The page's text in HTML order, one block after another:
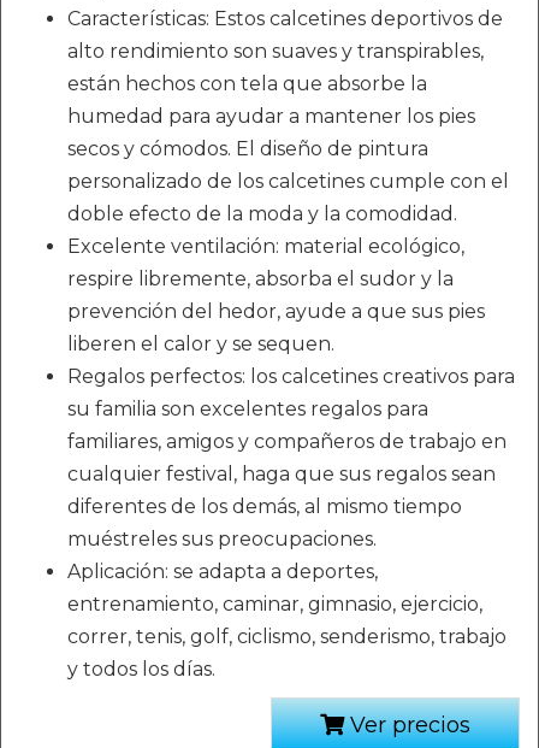
Características: Estos calcetines deportivos de
alto rendimiento son suaves y transpirables,
están hechos con tela que absorbe la
humedad para ayudar a mantener los pies
secos y cómodos. El diseño de pintura
personalizado de los calcetines cumple con el
doble efecto de la moda y la comodidad.
Excelente ventilación: material ecológico,
respire libremente, absorba el sudor y la
prevención del hedor, ayude a que sus pies
liberen el calor y se sequen.
Regalos perfectos: los calcetines creativos para
su familia son excelentes regalos para
familiares, amigos y compañeros de trabajo en
cualquier festival, haga que sus regalos sean
diferentes de los demás, al mismo tiempo
muéstreles sus preocupaciones.
Aplicación: se adapta a deportes,
entrenamiento, caminar, gimnasio, ejercicio,
correr, tenis, golf, ciclismo, senderismo, trabajo
y todos los días.
Ver precios